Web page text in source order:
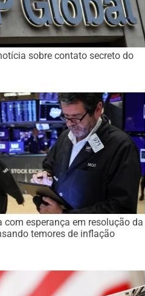
sobre contato secreto do
com esperança em resolução da
temores de inflação